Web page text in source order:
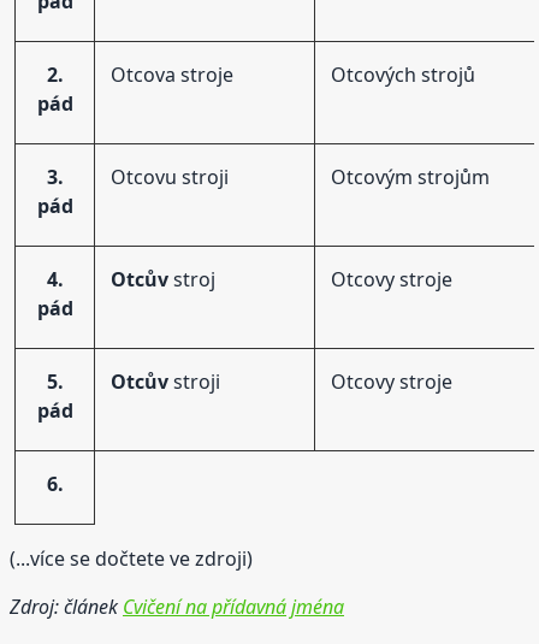
2.
pád
Otcova stroje Otcových strojů
3.
pád
Otcovu stroji Otcovým strojům
4.
pád
Otcůvstroj Otcovy stroje
5.
pád
Otcůvstroji Otcovy stroje
6.
(...více se dočtete ve zdroji)
Zdroj: článek Cvičení na přídavná jména